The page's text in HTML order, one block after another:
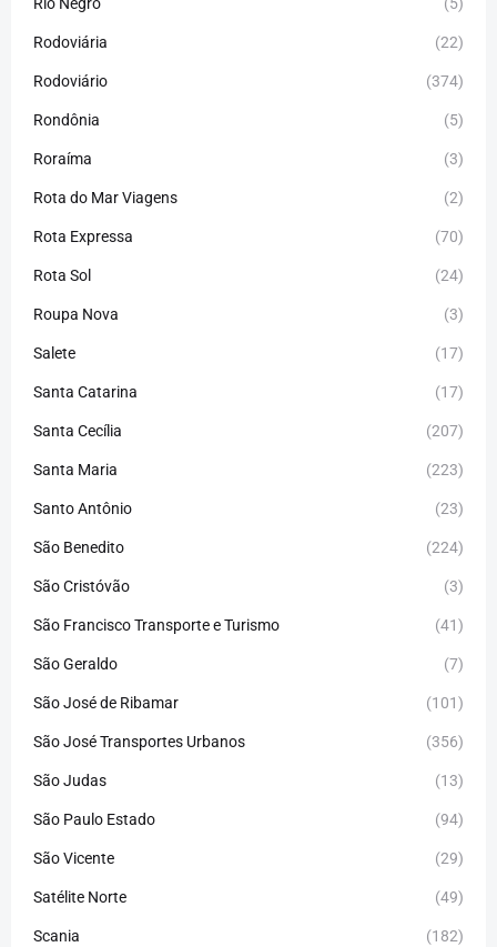
Rodoviária (22)
Rodoviário (374)
Rondônia (5)
Roraíma (3)
Rota do Mar Viagens (2)
Rota Expressa (70)
Rota Sol (24)
Roupa Nova (3)
Salete (17)
Santa Catarina (17)
Santa Cecília (207)
Santa Maria (223)
Santo Antônio (23)
São Benedito (224)
São Cristóvão (3)
São Francisco Transporte e Turismo (41)
São Geraldo (7)
São José de Ribamar (101)
São José Transportes Urbanos (356)
São Judas (13)
São Paulo Estado (94)
São Vicente (29)
Satélite Norte (49)
Scania (182)